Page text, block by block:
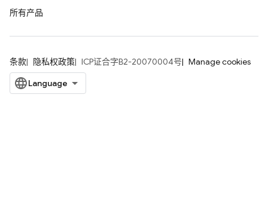
所有产品
条款 隐私权政策 ICP证合字B2-20070004号 Manage cookies